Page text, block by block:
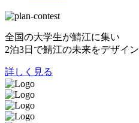
全国の大学生が鯖江に集い
2泊3日で鯖江の未来をデザイン
詳しく見る